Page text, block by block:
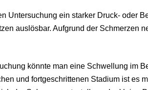
Untersuchung ein starker Druck- oder
auslösbar. Aufgrund der Schmerzen
könnte man eine Schwellung im
und fortgeschrittenen Stadium ist es